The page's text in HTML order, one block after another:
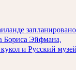
запланировано
Бориса Эйфмана,
и Русский